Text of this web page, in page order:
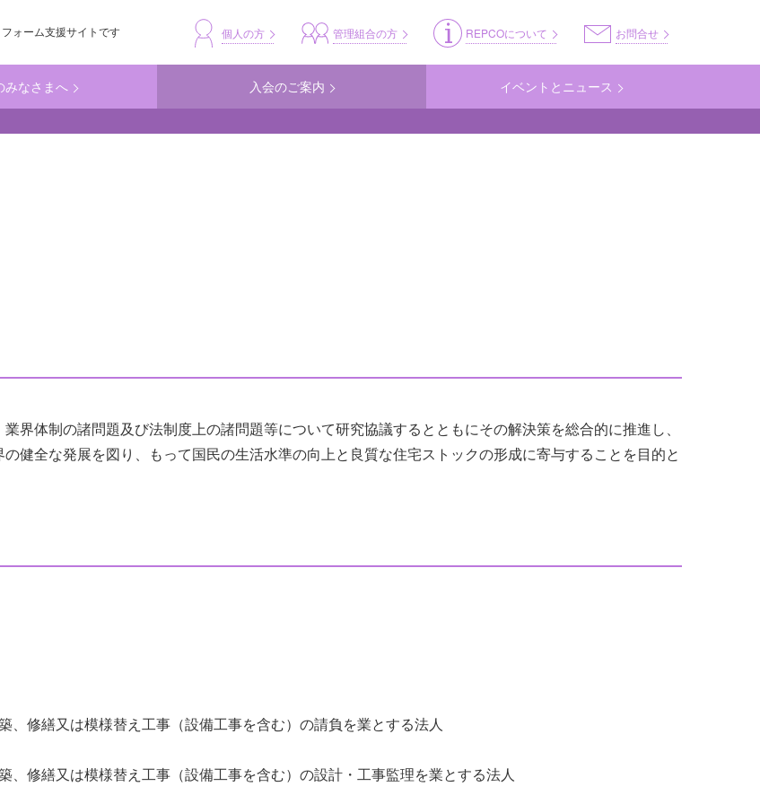
ォーム支援サイトです header_business お問合せ
REPCOについて
管理組合の方
個人の方
みなさまへ 入会のご案内 イベントとニュース
界体制の諸問題及び法制度上の諸問題等について研究協議するとともにその解決策を総合的に推進し、
健全な発展を図り、もって国民の生活水準の向上と良質な住宅ストックの形成に寄与することを目的と
修繕又は模様替え工事（設備工事を含む）の請負を業とする法人
、修繕又は模様替え工事（設備工事を含む）の設計・工事監理を業とする法人